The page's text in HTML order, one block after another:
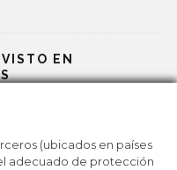
(ubicados en países
adecuado de protección
EN
LOS VIAJES